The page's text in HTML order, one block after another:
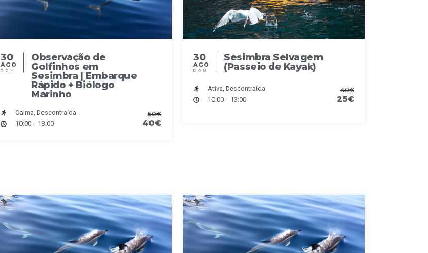
30
AGO
DOM
Observação de
Golfinhos em
Sesimbra | Embarque
Rápido + Biólogo
Marinho
Calma, Descontraída
10:00 - 13:00
50€
40€
30
AGO
DOM
Sesimbra Selvagem
(Passeio de Kayak)
Ativa, Descontraída
10:00 - 13:00
40€
25€